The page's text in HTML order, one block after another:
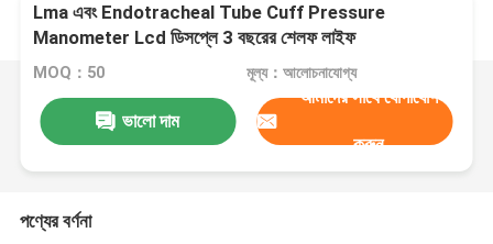
Lma এবং Endotracheal Tube Cuff Pressure
Manometer Lcd ডিসপ্লে 3 বছরের শেলফ লাইফ
MOQ：50 মূল্য：আলোচনাযোগ্য
ভালো দাম
আমাদের সাথে যোগাযোগ
করুন
পণ্যের বর্ণনা